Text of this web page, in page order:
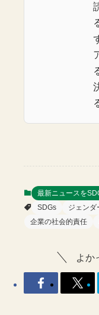
最新ニュースを
SDGs
ジェンダ
企業の社会的責任
よか